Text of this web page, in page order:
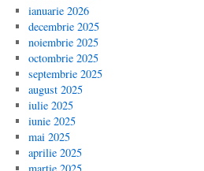
ianuarie 2026
decembrie 2025
noiembrie 2025
octombrie 2025
septembrie 2025
august 2025
iulie 2025
iunie 2025
mai 2025
aprilie 2025